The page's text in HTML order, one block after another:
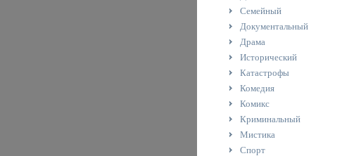
Семейный
Документальный
Драма
Исторический
Катастрофы
Комедия
Комикс
Криминальный
Мистика
Спорт